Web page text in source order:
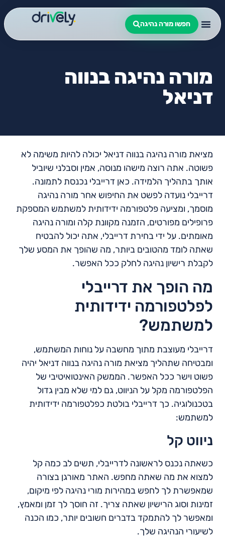
חפשו מורה נהיגה
מורה נהיגה בנווה
דניאל
מציאת מורה נהיגה בנווה דניאל יכולה להיות משימה לא
פשוטה. אתה רוצה מישהו מנוסה, אמין וסבלני שיוביל
אותך בתהליך הלמידה. כאן דרייבלי נכנסת לתמונה.
דרייבלי נועדה לפשט את החיפוש אחר מורה נהיגה
מוסמך, ומציעה פלטפורמה ידידותית למשתמש המספקת
פרופילים מפורטים, הזמנה מקוונת קלה ומורה נהיגה
מאומתים. על ידי בחירת דרייבלי, אתה יכול להבטיח
שאתה לומד מהטובים ביותר, מה שהופך את המסע שלך
לקבלת רישיון נהיגה לחלק ככל האפשר.
מה הופך את דרייבלי
לפלטפורמה ידידותית
למשתמש?
דרייבלי מעוצבת מתוך מחשבה על נוחות המשתמש,
ומבטיחה שתהליך מציאת מורה נהיגה בנווה דניאל יהיה
פשוט וישר ככל האפשר. הממשק האינטואיטיבי של
הפלטפורמה מקל על הניווט, גם למי שלא מבין גדול
בטכנולוגיה. כך דרייבלי בולטת כפלטפורמה ידידותית
למשתמש:
ניווט קל
כשאתה נכנס לראשונה לדרייבלי, תשים לב כמה קל
למצוא את מה שאתה מחפש. האתר מאורגן בצורה
שמאפשרת לך לחפש במהירות מורי נהיגה לפי מיקום,
זמינות וסוג הרישיון שאתה צריך. זה חוסך לך זמן ומאמץ,
ומאפשר לך להתמקד בדברים חשובים יותר, כמו הכנה
לשיעורי הנהיגה שלך.